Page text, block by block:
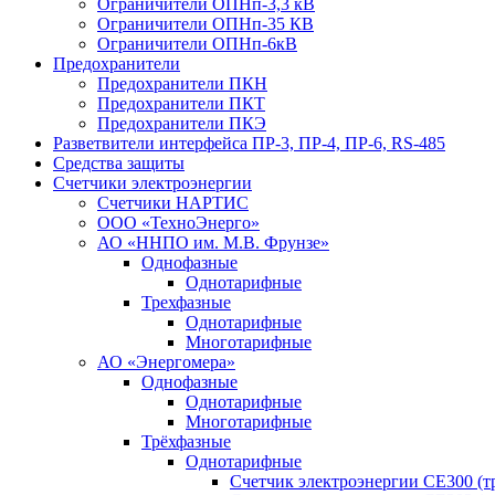
Ограничители ОПНп-3,3 кВ
Ограничители ОПНп-35 КВ
Ограничители ОПНп-6кВ
Предохранители
Предохранители ПКН
Предохранители ПКТ
Предохранители ПКЭ
Разветвители интерфейса ПР-3, ПР-4, ПР-6, RS-485
Средства защиты
Счетчики электроэнергии
Счетчики НАРТИС
ООО «ТехноЭнерго»
АО «ННПО им. М.В. Фрунзе»
Однофазные
Однотарифные
Трехфазные
Однотарифные
Многотарифные
АО «Энергомера»
Однофазные
Однотарифные
Многотарифные
Трёхфазные
Однотарифные
Счетчик электроэнергии CE300